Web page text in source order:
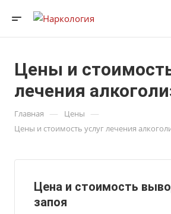
Цены и
лечения
Главная — Цены —
Цены и стоимость услуг лечения
Цена и стоимость
запоя